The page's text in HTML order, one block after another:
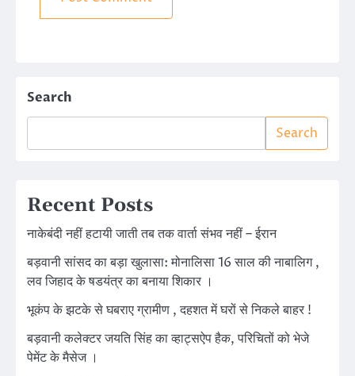
Search
Search
Recent Posts
नाकेबंदी नहीं हटायी जाती तब तक वार्ता संभव नहीं – ईरान
बड़वानी सांसद का बड़ा खुलासा: मोनालिसा 16 साल की नाबालिग ,
लव जिहाद के षडयंत्र का बनाया शिकार ।
भूकंप के झटके से घबराए ग्रामीण , दहशत में घरों से निकले बाहर !
बड़वानी कलेक्टर जयति सिंह का व्हाट्सऐप हैक, परिचितों को भेजे
पेमेंट के मैसेज ।